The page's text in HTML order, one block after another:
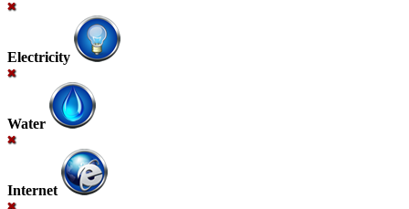
Electricity
Water
Internet